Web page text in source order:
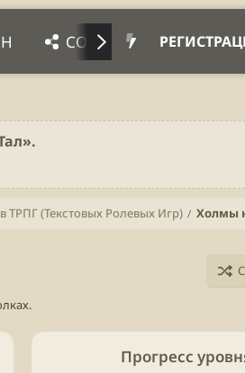
СОЦ. СЕТИ
ТРПГ (Текстовых Ролевых Игр) Холмы
Прогресс